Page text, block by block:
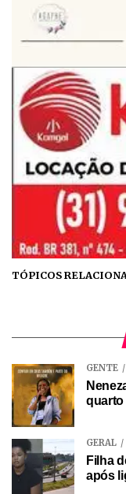
TÓPICOS
GENTE
quarto
GERAL
Filha
após